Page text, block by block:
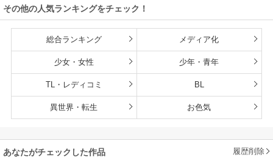
その他の人気ランキングをチェック！
総合ランキング メディア化
少女・女性 少年・青年
TL・レディコミ BL
異世界・転生 お色気
あなたがチェックした作品 履歴削除